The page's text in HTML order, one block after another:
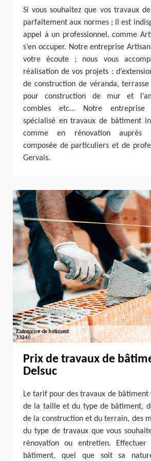
Si vous souhaitez que vos travaux
parfaitement aux normes ; il est
appel à un professionnel, comme
s’en occuper. Notre entreprise
votre écoute ; nous vous
réalisation de vos projets :
de construction de véranda,
pour construction de mur et
combles etc… Notre entreprise
spécialisé en travaux de bâtiment
comme en rénovation auprès
composée de particuliers et de
Gervais.
Prix de travaux de
Delsuc
Le tarif pour des travaux de
de la taille et du type de bâtiment,
de la construction et du terrain, des
du type de travaux que vous
rénovation ou entretien.
bâtiment, quel que soit sa